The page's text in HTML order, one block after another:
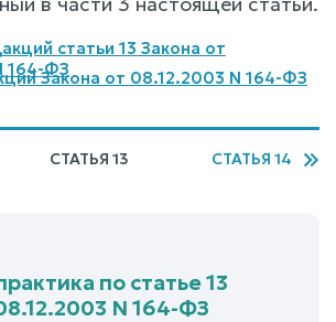
статьи 13 Закона от
164-ФЗЗакона от 08.12.2003 N 164-ФЗ
СТАТЬЯ 13 СТАТЬЯ 14
по статье 13
N 164-ФЗ